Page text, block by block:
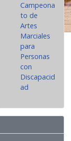
Campeona
to de
Artes
Marciales
para
Personas
con
Discapacid
ad